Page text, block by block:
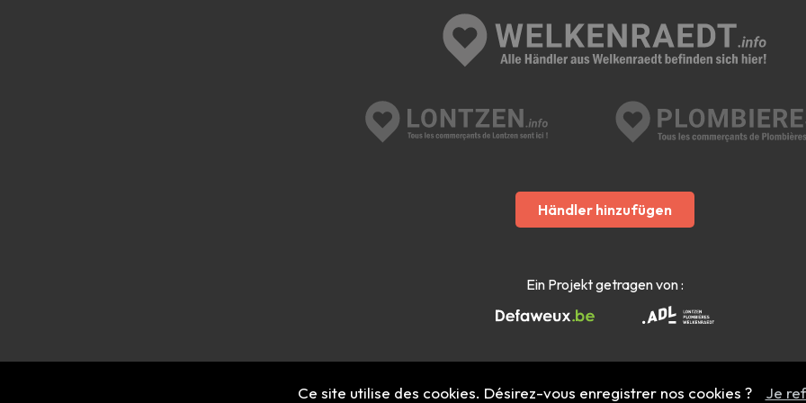
Händler hinzufügen
Ein Projekt getragen von :
Mentions légales- Copyright 2022 - 2026 welkenraedt.info
Ce site utilise des cookies. Désirez-vous enregistrer nos cookies ? Je